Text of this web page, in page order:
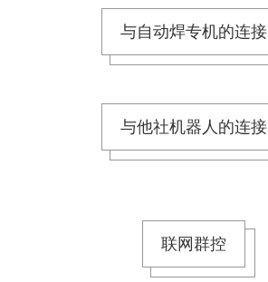
与自动焊专机的连接
与他社机器人的连接
联网群控